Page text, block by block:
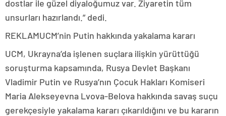
dostlar ile güzel diyaloğumuz var. Ziyaretin tüm
unsurları hazırlandı.” dedi.
REKLAMUCM’nin Putin hakkında yakalama kararı
UCM, Ukrayna’da işlenen suçlara ilişkin yürüttüğü
soruşturma kapsamında, Rusya Devlet Başkanı
Vladimir Putin ve Rusya’nın Çocuk Hakları Komiseri
Maria Alekseyevna Lvova-Belova hakkında savaş suçu
gerekçesiyle yakalama kararı çıkarıldığını ve bu kararın